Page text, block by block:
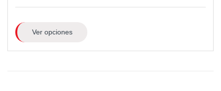
Ver opciones